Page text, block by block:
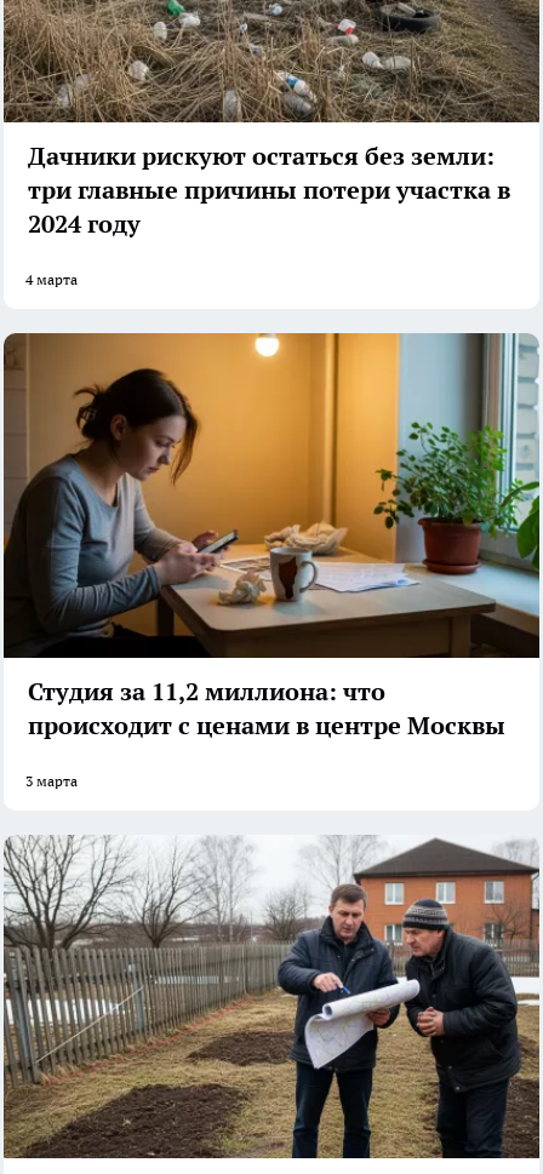
Дачники рискуют остаться без земли:
три главные причины потери участка в
2024 году
4 марта
Студия за 11,2 миллиона: что
происходит с ценами в центре Москвы
3 марта